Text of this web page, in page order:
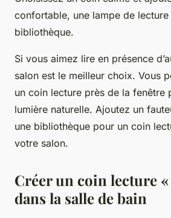
confortable, une lampe de
bibliothèque.
Si vous aimez lire en présence
salon est le meilleur choix. Vous
un coin lecture près de la fenêtre
lumière naturelle. Ajoutez un
une bibliothèque pour un coin
votre salon.
Créer un coin lecture
dans la salle de bain